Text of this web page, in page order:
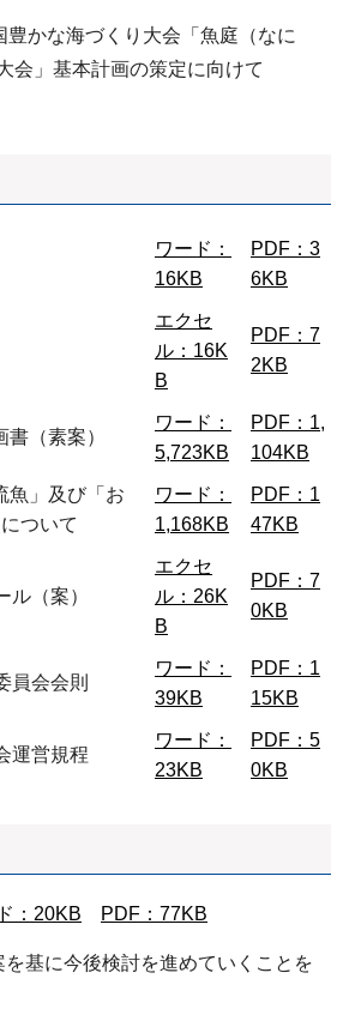
かな海づくり大会「魚庭（なに
会」基本計画の策定に向けて
ワード：
16KB
PDF：3
6KB
エクセ
ル：16K
B
PDF：7
2KB
（素案）
ワード：
5,723KB
PDF：1,
104KB
」及び「お
ついて
ワード：
1,168KB
PDF：1
47KB
（案）
エクセ
ル：26K
B
PDF：7
0KB
会会則
ワード：
39KB
PDF：1
15KB
運営規程
ワード：
23KB
PDF：5
0KB
：20KB PDF：77KB
を基に今後検討を進めていくことを